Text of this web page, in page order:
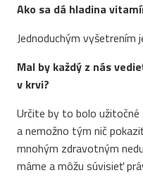
Ako sa dá hladina
Jednoduchým vyšetrením
Mal by každý z nás
v krvi?
Určite by to bolo užitočné
a nemožno tým nič
mnohým zdravotným
máme a môžu súvisieť